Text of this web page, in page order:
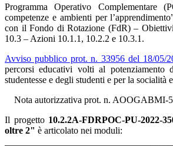
Programma Operativo Complementare
competenze e ambienti per
con il Fondo di Rotazione (FdR) –
10.3 – Azioni 10.1.1, 10.2.2 e 10.3.1.
Avviso pubblico prot. n. 33956 del 18/05/
percorsi educativi volti al potenziamento
studentesse e degli studenti e per la socialità
Nota autorizzativa prot. n. AOOGABMI-
Il progetto10.2.2A-FDRPOC-PU-2022-
oltre 2" è articolato nei moduli: